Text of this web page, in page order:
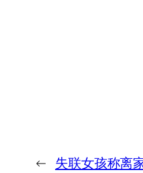
← 失联女孩称离